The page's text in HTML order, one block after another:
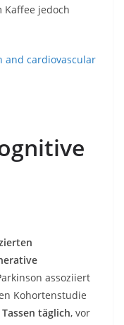
jedoch
and cardiovascular
assoziiert
Kohortenstudie
Tassen täglich, vor